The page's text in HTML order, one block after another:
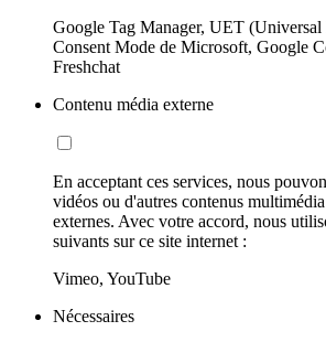
Google Tag Manager, UET
Consent Mode de Microsoft, Google
Freshchat
Contenu média externe
En acceptant ces services, nous
vidéos ou d'autres contenus
externes. Avec votre accord, nous
suivants sur ce site internet :
Vimeo, YouTube
Nécessaires